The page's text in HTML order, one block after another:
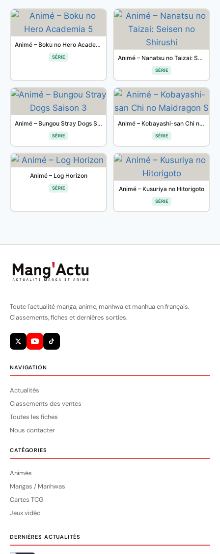
Animé – Boku no Hero Academia 5
SÉRIE Animé – Nanatsu no Taizai: Seisen no Shirushi
SÉRIE
Animé – Bungou Stray Dogs Saison 3
SÉRIE
Animé – Kobayashi-san Chi no Maidragon S
SÉRIE
Animé – Log Horizon
SÉRIE Animé – Kusuriya no Hitorigoto
SÉRIE
Toute l'actualité manga, anime, manhwa et manhua en français.
Classements, fiches et dernières sorties.
NAVIGATION
Actualités
Classements des ventes
Toutes les fiches
Nous contacter
CATÉGORIES
Animés
Mangas / Manhwas
Cartes TCG
Jeux vidéo
DERNIÈRES ACTUALITÉS